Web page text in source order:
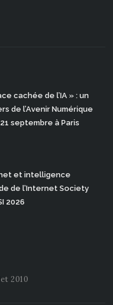
cachée de l’IA » : un
de l’Avenir Numérique
septembre à Paris
et intelligence
de l’Internet Society
2026
2010